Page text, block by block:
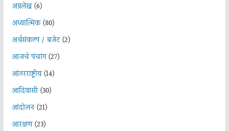
अग्रलेख(6)
अध्यात्मिक(80)
अर्थसंकल्प / बजेट(2)
आजचे पंचांग(27)
आंतरराष्ट्रीय(14)
आदिवासी(30)
आंदोलन(21)
आरक्षण(23)